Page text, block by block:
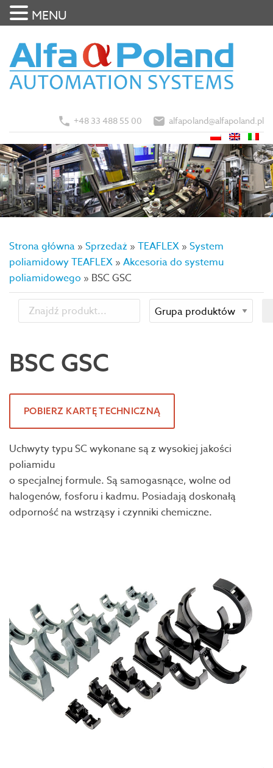
+48 33 488 55 00 alfapoland@alfapoland.pl
Strona główna » Sprzedaż » TEAFLEX » System
poliamidowy TEAFLEX » Akcesoria do systemu
poliamidowego » BSC GSC
BSC GSC
POBIERZ KARTĘ TECHNICZNĄ
Uchwyty typu SC wykonane są z wysokiej jakości
poliamidu
o specjalnej formule. Są samogasnące, wolne od
halogenów, fosforu i kadmu. Posiadają doskonałą
odporność na wstrząsy i czynniki chemiczne.
MENU